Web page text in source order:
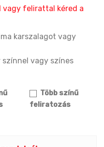
vagy felirattal kéred a
karszalagot vagy
vagy színes
Több színű
feliratozás